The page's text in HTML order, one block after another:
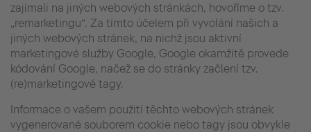
zajímali na jiných webových stránkách, hovoříme o tzv.
„remarketingu“. Za tímto účelem při vyvolání našich a
jiných webových stránek, na nichž jsou aktivní
marketingové služby Google, Google okamžitě provede
kódování Google, načež se do stránky začlení tzv.
(re)marketingové tagy.
Informace o vašem použití těchto webových stránek
vygenerované souborem cookie nebo tagy jsou obvykle